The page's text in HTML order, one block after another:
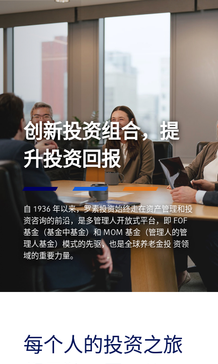
创新投资组合，提
升投资回报
自 1936 年以来，罗素投资始终走在资产管理和投
资咨询的前沿，是多管理人开放式平台，即 FOF
基金（基金中基金）和 MOM 基金（管理人的管
理人基金）模式的先驱，也是全球养老金投 资领
域的重要力量。
每个人的投资之旅